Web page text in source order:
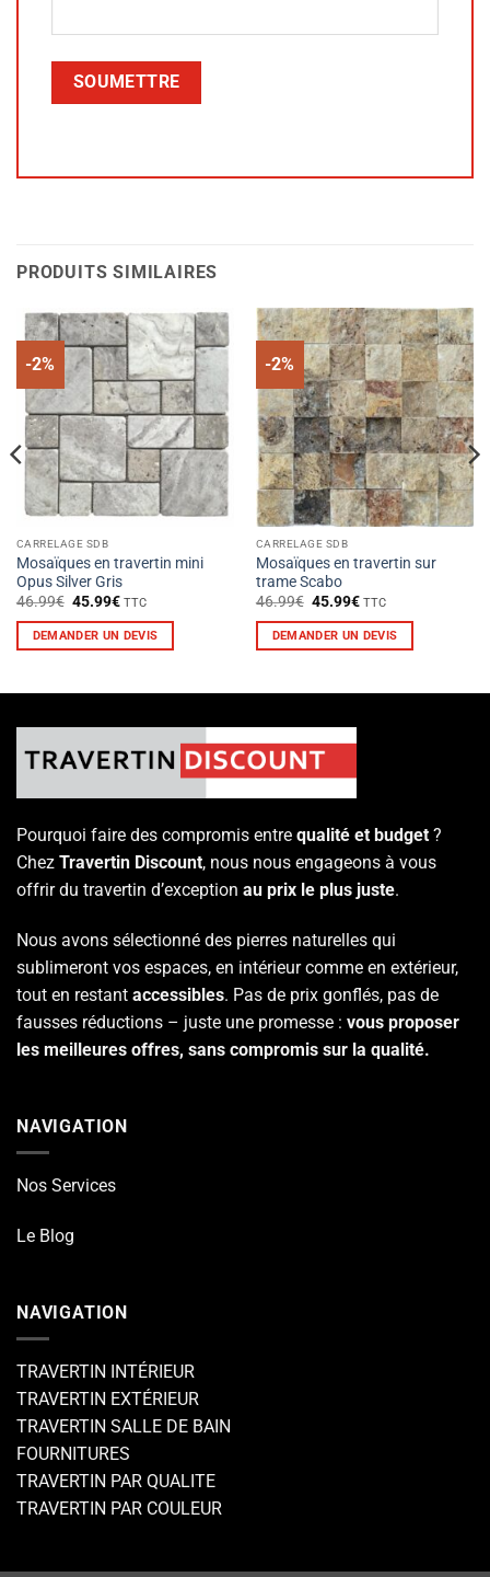
PRODUITS SIMILAIRES
-2%
CARRELAGE SDB
Mosaïques en travertin mini
Opus Silver Gris
46.99€ Le
initial
était :
45.99€Le
actuel
est :
TTC
DEMANDER UN DEVIS
-2%
CARRELAGE SDB
Mosaïques en travertin sur
trame Scabo
46.99€ Le
initial
était :
45.99€Le
actuel
est :
TTC
DEMANDER UN DEVIS
Pourquoi faire des compromis entre qualité et budget ?
Chez Travertin Discount, nous nous engageons à vous
offrir du travertin d’exception au prix le plus juste.
Nous avons sélectionné des pierres naturelles qui
sublimeront vos espaces, en intérieur comme en extérieur,
tout en restant accessibles. Pas de prix gonflés, pas de
fausses réductions – juste une promesse : vous proposer
les meilleures offres, sans compromis sur la qualité.
NAVIGATION
Nos Services
Le Blog
NAVIGATION
TRAVERTIN INTÉRIEUR
TRAVERTIN EXTÉRIEUR
TRAVERTIN SALLE DE BAIN
FOURNITURES
TRAVERTIN PAR QUALITE
TRAVERTIN PAR COULEUR